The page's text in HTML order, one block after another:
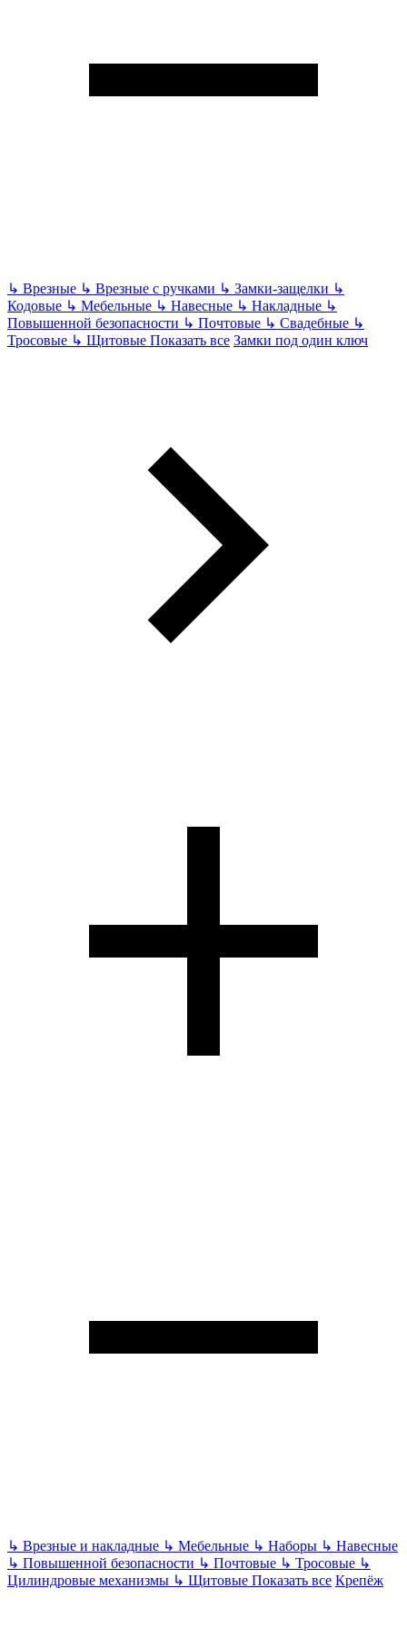
↳ Врезные ↳ Врезные с ручками ↳ Замки-защелки ↳
Кодовые ↳ Мебельные ↳ Навесные ↳ Накладные ↳
Повышенной безопасности ↳ Почтовые ↳ Свадебные ↳
Тросовые ↳ Щитовые Показать все Замки под один ключ
↳ Врезные и накладные ↳ Мебельные ↳ Наборы ↳ Навесные
↳ Повышенной безопасности ↳ Почтовые ↳ Тросовые ↳
Цилиндровые механизмы ↳ Щитовые Показать все Крепёж